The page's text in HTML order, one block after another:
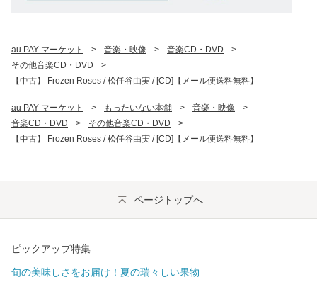
au PAY マーケット > 音楽・映像 > 音楽CD・DVD
>
その他音楽CD・DVD
>
【中古】 Frozen Roses / 松任谷由実 / [CD]【メール便送料無料】
au PAY マーケット > もったいない本舗 > 音楽・映像
>
音楽CD・DVD
> その他音楽CD・DVD
>
【中古】 Frozen Roses / 松任谷由実 / [CD]【メール便送料無料】
ページトップへ
ピックアップ特集
旬の美味しさをお届け！夏の瑞々しい果物